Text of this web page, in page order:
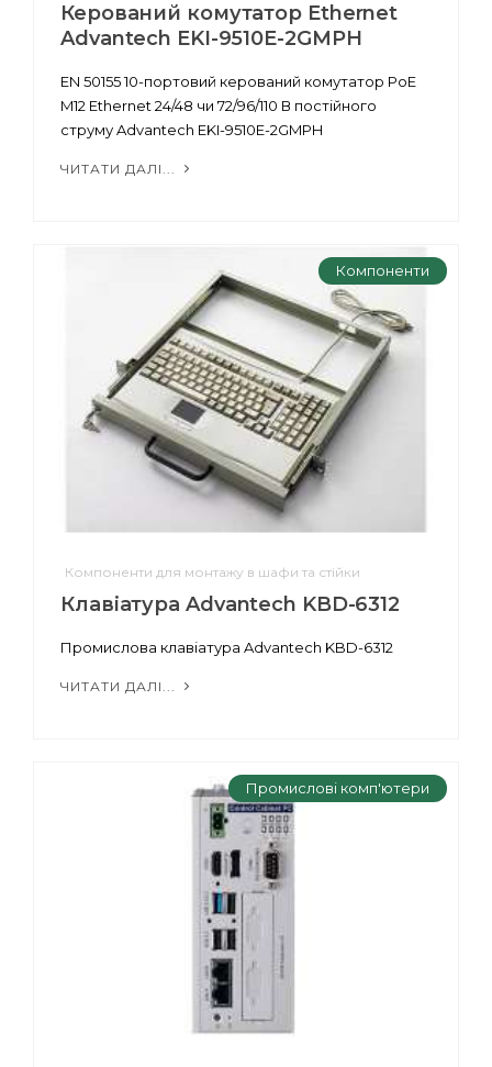
Керований комутатор Ethernet
Advantech EKI-9510E-2GMPH
EN 50155 10-портовий керований комутатор PoE
M12 Ethernet 24/48 чи 72/96/110 В постійного
струму Advantech EKI-9510E-2GMPH
ЧИТАТИ ДАЛІ...
Компоненти
Компоненти для монтажу в шафи та стійки
Клавіатура Advantech KBD-6312
Промислова клавіатура Advantech KBD-6312
ЧИТАТИ ДАЛІ...
Промислові комп'ютери